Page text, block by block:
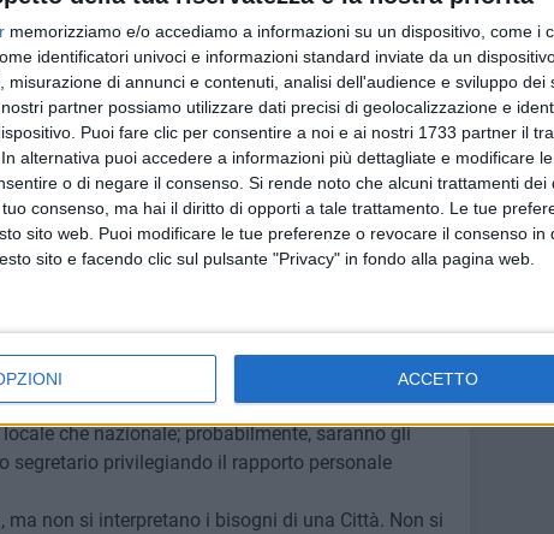
memorizziamo e/o accediamo a informazioni su un dispositivo, come i
identificatori univoci e informazioni standard inviate da un
misurazione di annunci e contenuti, analisi dell'audience e sviluppo dei
partner possiamo utilizzare dati precisi di geolocalizzazione e
Puoi fare clic per consentire a noi e ai nostri 1733 partner il
alternativa puoi accedere a informazioni più dettagliate e modificare
o di negare il consenso. Si rende noto che alcuni trattamenti dei
consenso, ma hai il diritto di opporti a tale trattamento. Le tue
sito web. Puoi modificare le tue preferenze o revocare il consenso in
sito e facendo clic sul pulsante "Privacy" in fondo alla pagina web.
ACCETTO
tutta, Molfetta è stata scelta come luogo
La comunità democratica era
infatti, la decisione, presa di comune accordo
alcun coinvolgimento iniziale, da quest'ultimo
l'arrogante ostinazione di qualcuno.
tali ragioni, la sede di Corso Margherita sia
non prenderemo parte a questa kermesse.
non corrisponde una reale partecipazione. Infatti,
ad un'assemblea e, forse, non si riconosce
che nazionale; probabilmente, saranno gli
segretario privilegiando il rapporto personale
ma non si interpretano i bisogni di una Città. Non si